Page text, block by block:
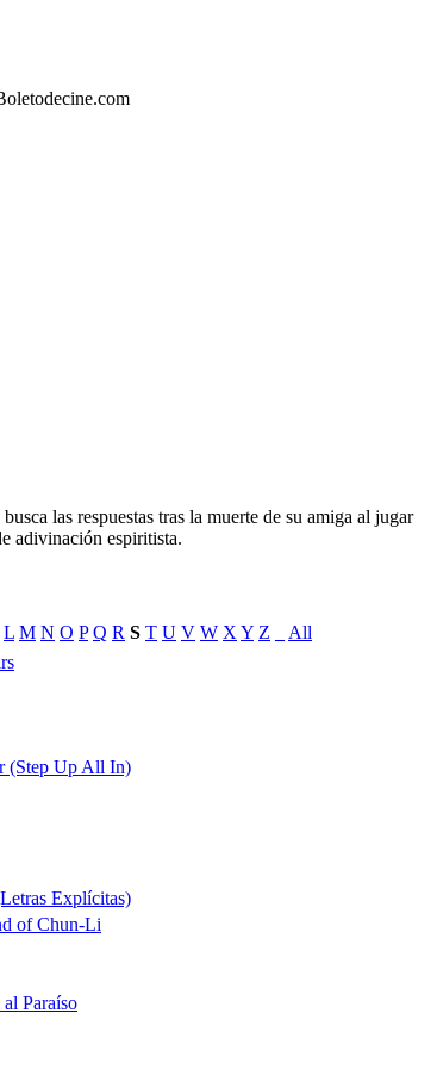
las respuestas tras la muerte de su amiga al jugar
adivinación espiritista.
L M N O P Q R S T U V W X Y Z
All
(Step Up All In)
Explícitas)
of Chun-Li
Paraíso